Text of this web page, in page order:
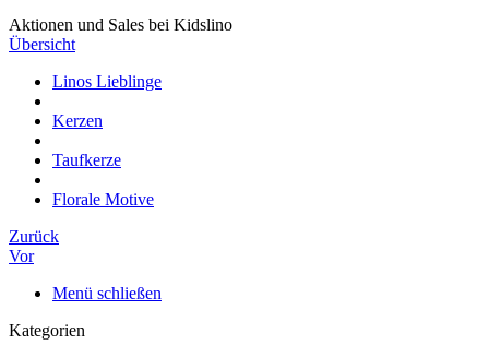
Aktionen und Sales bei Kidslino
Übersicht
Linos Lieblinge
Kerzen
Taufkerze
Florale Motive
Zurück
Vor
Menü schließen
Kategorien